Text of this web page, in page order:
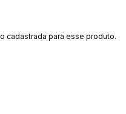
cadastrada para esse produto.